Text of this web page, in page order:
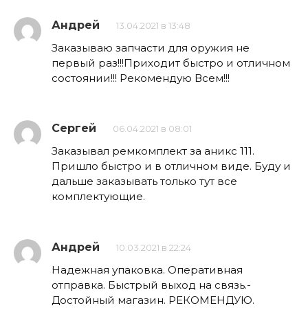
Андрей 13.04.2021 в 13:48
Заказываю запчасти для оружия не
первый раз!!!Приходит быстро и отличном
состоянии!!! Рекомендую Всем!!!
Сергей 06.04.2021 в 08:01
Заказывал ремкомплект за аникс 111.
Пришло быстро и в отличном виде. Буду и
дальше заказывать только тут все
комплектующие.
Андрей 10.03.2021 в 22:24
Надежная упаковка. Оперативная
отправка. Быстрый выход на связь.-
Достойный магазин. РЕКОМЕНДУЮ.